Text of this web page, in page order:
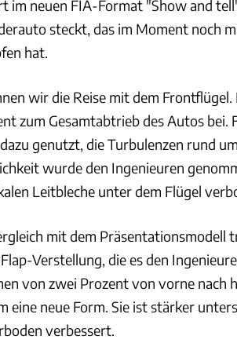
im neuen FIA-Format "Show and
steckt, das im Moment noch
hat.
wir die Reise mit dem
zum Gesamtabtrieb des Autos
genutzt, die Turbulenzen rund
wurde den Ingenieuren
Leitbleche unter dem Flügel
mit dem Präsentationsmodell
Verstellung, die es den
von zwei Prozent von vorne nach
eine neue Form. Sie ist stärker
verbessert.